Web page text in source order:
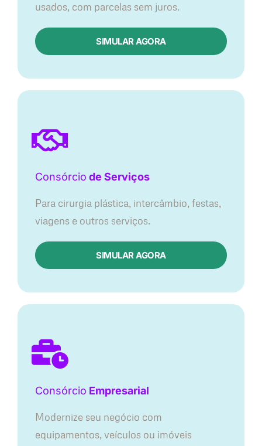
usados, com parcelas sem juros.
SIMULAR AGORA
Consórcio de Serviços
Para cirurgia plástica, intercâmbio, festas,
viagens e outros serviços.
SIMULAR AGORA
Consórcio Empresarial
Modernize seu negócio com
equipamentos, veículos ou imóveis